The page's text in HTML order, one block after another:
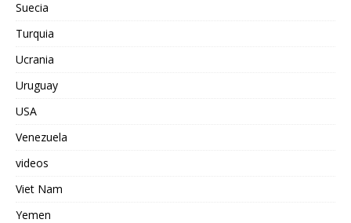
Suecia
Turquia
Ucrania
Uruguay
USA
Venezuela
videos
Viet Nam
Yemen